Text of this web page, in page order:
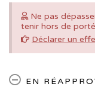
Ne pas
tenir hors de
Déclarer un
EN